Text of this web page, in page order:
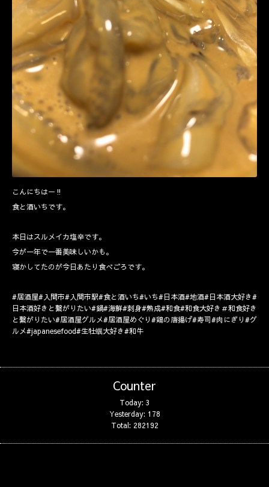
こんにちはー‼️
食と酒いちです。
本日はスルメイカ塩辛です。
今が一年で一番美味しいかも。
寝かしてたのが今日あたり食べごろです。
#居酒屋#入間市#入間市駅#食と酒いち#いち#日本酒#地酒#日本酒大好き#
日本酒好きと繋がりたい#鍋#海鮮#刺身#熟成#和食#和食大好き＃和食好き
と繋がりたい#居酒屋グルメ#居酒屋めぐり#鶏の唐揚げ#寿司#肉にぎり#グ
ルメ#japanesefood#生牡蠣大好き#和牛
Counter
Today: 3
Yesterday: 178
Total: 282192